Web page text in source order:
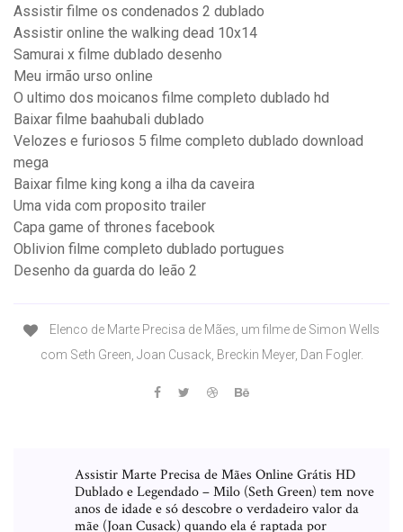
Assistir filme os condenados 2 dublado
Assistir online the walking dead 10x14
Samurai x filme dublado desenho
Meu irmão urso online
O ultimo dos moicanos filme completo dublado hd
Baixar filme baahubali dublado
Velozes e furiosos 5 filme completo dublado download
mega
Baixar filme king kong a ilha da caveira
Uma vida com proposito trailer
Capa game of thrones facebook
Oblivion filme completo dublado portugues
Desenho da guarda do leão 2
Elenco de Marte Precisa de Mães, um filme de Simon Wells
com Seth Green, Joan Cusack, Breckin Meyer, Dan Fogler.
Assistir Marte Precisa de Mães Online Grátis HD
Dublado e Legendado – Milo (Seth Green) tem nove
anos de idade e só descobre o verdadeiro valor da
mãe (Joan Cusack) quando ela é raptada por